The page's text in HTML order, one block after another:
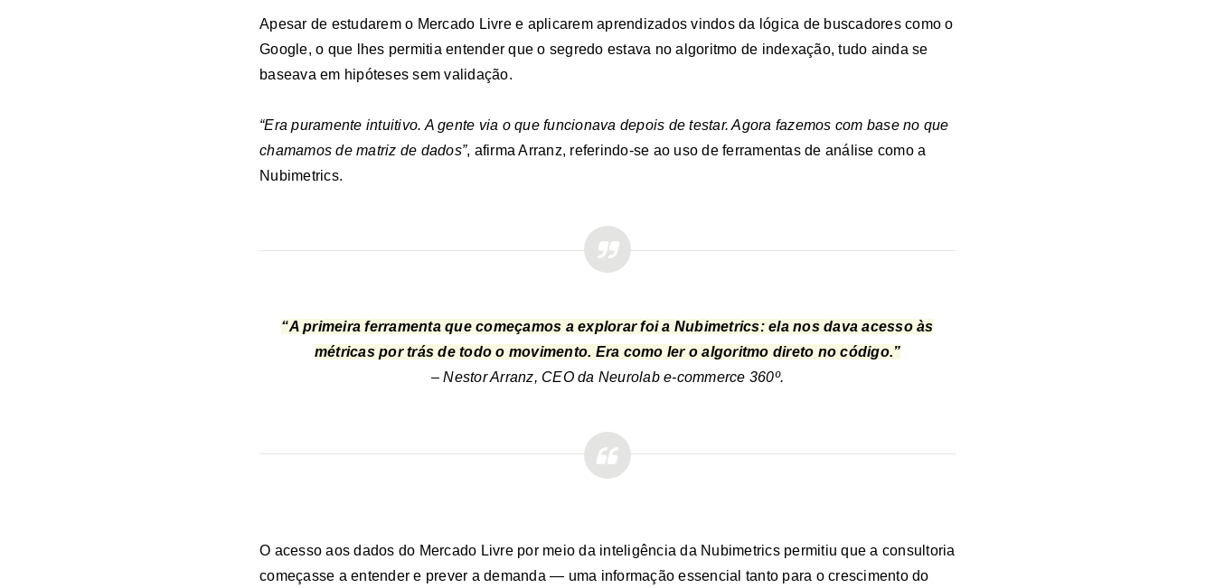
Apesar de estudarem o Mercado Livre e aplicarem aprendizados vindos da lógica de buscadores como o
Google, o que lhes permitia entender que o segredo estava no algoritmo de indexação, tudo ainda se
baseava em hipóteses sem validação.
“Era puramente intuitivo. A gente via o que funcionava depois de testar. Agora fazemos com base no que
chamamos de matriz de dados”, afirma Arranz, referindo-se ao uso de ferramentas de análise como a
Nubimetrics.
“A primeira ferramenta que começamos a explorar foi a Nubimetrics: ela nos dava acesso às
métricas por trás de todo o movimento. Era como ler o algoritmo direto no código.”
– Nestor Arranz, CEO da Neurolab e-commerce 360º.
O acesso aos dados do Mercado Livre por meio da inteligência da Nubimetrics permitiu que a consultoria
começasse a entender e prever a demanda — uma informação essencial tanto para o crescimento do